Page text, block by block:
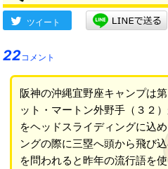
ツイート
22コメント
阪神の沖縄宜野座キャンプは
ット・マートン外野手（３２
をヘッドスライディングに込
ングの際に三塁へ頭から飛び
を問われると昨年の流行語を使